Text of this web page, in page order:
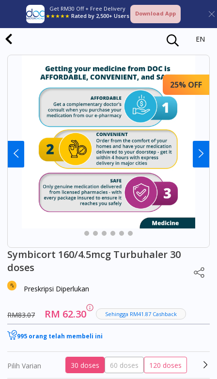
Get RM30 Off + Free Delivery
★★★★★ Rated by 2,500+ Users Download App
EN
25% OFF
Symbicort 160/4.5mcg Turbuhaler 30
doses
Preskripsi Diperlukan
RM83.07 RM 62.30 Sehingga RM41.87 Cashback
995 orang telah membeli ini
Pilih Varian 30 doses 60 doses 120 doses